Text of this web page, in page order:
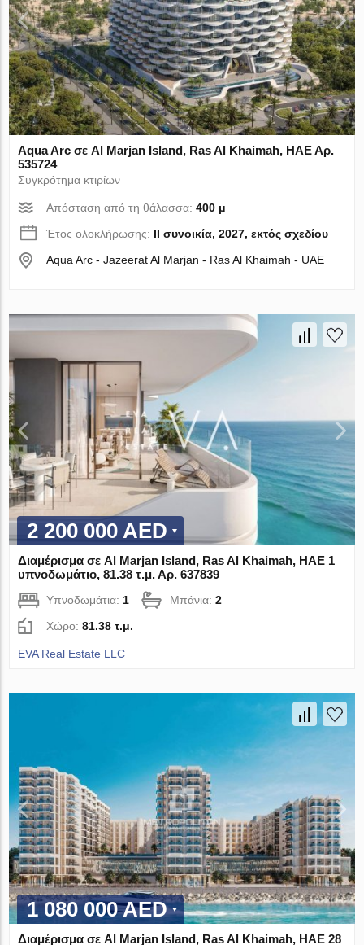
Aqua Arc σε Al Marjan Island, Ras Al Khaimah, ΗΑΕ Αρ.
535724
Συγκρότημα κτιρίων
Απόσταση από τη θάλασσα:400 μ
Έτος ολοκλήρωσης: II συνοικία, 2027, εκτός σχεδίου
Aqua Arc - Jazeerat Al Marjan - Ras Al Khaimah - UAE
2 200 000 AED
Διαμέρισμα σε Al Marjan Island, Ras Al Khaimah, ΗΑΕ 1
υπνοδωμάτιο, 81.38 τ.μ. Αρ. 637839
Υπνοδωμάτια: 1 Μπάνια:2
Χώρο:81.38 τ.μ.
EVA Real Estate LLC
1 080 000 AED
Διαμέρισμα σε Al Marjan Island, Ras Al Khaimah, ΗΑΕ 28